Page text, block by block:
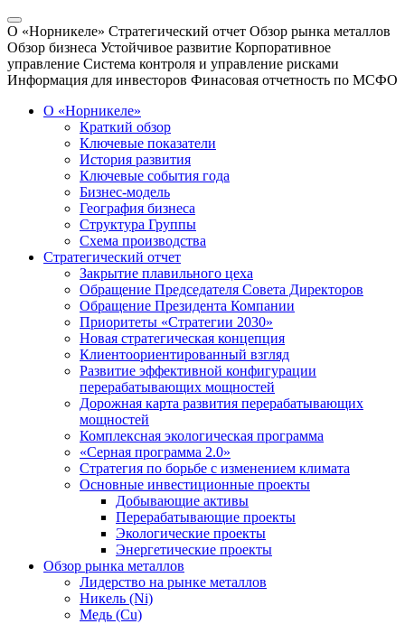
О «Норникеле» Стратегический отчет Обзор рынка металлов
Обзор бизнеса Устойчивое развитие Корпоративное
управление Система контроля и управление рисками
Информация для инвесторов Финасовая отчетность по МСФО
О «Норникеле»
Краткий обзор
Ключевые показатели
История развития
Ключевые события года
Бизнес-модель
География бизнеса
Структура Группы
Схема производства
Стратегический отчет
Закрытие плавильного цеха
Обращение Председателя Совета Директоров
Обращение Президента Компании
Приоритеты «Стратегии 2030»
Новая стратегическая концепция
Клиентоориентированный взгляд
Развитие эффективной конфигурации
перерабатывающих мощностей
Дорожная карта развития перерабатывающих
мощностей
Комплексная экологическая программа
«Серная программа 2.0»
Стратегия по борьбе с изменением климата
Основные инвестиционные проекты
Добывающие активы
Перерабатывающие проекты
Экологические проекты
Энергетические проекты
Обзор рынка металлов
Лидерство на рынке металлов
Никель (Ni)
Медь (Cu)